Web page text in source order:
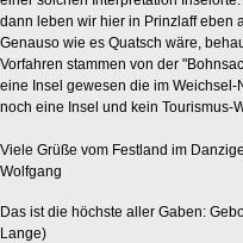
dann leben wir hier in Prinzlaff eben
Genauso wie es Quatsch wäre,
Vorfahren stammen von der
eine Insel gewesen die im
noch eine Insel und kein Tourismus-
Viele Grüße vom Festland im
Wolfgang
Das ist die höchste aller Gaben:
Lange)